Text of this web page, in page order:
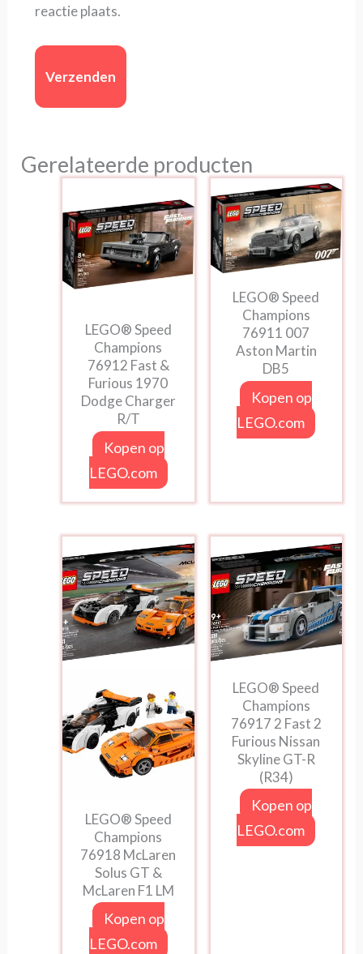
reactie plaats.
Gerelateerde producten
LEGO® Speed
Champions
76912 Fast &
Furious 1970
Dodge Charger
R/T
Kopen op
LEGO.com
LEGO® Speed
Champions
76911 007
Aston Martin
DB5
Kopen op
LEGO.com
LEGO® Speed
Champions
76918 McLaren
Solus GT &
McLaren F1 LM
Kopen op
LEGO.com
LEGO® Speed
Champions
76917 2 Fast 2
Furious Nissan
Skyline GT-R
(R34)
Kopen op
LEGO.com